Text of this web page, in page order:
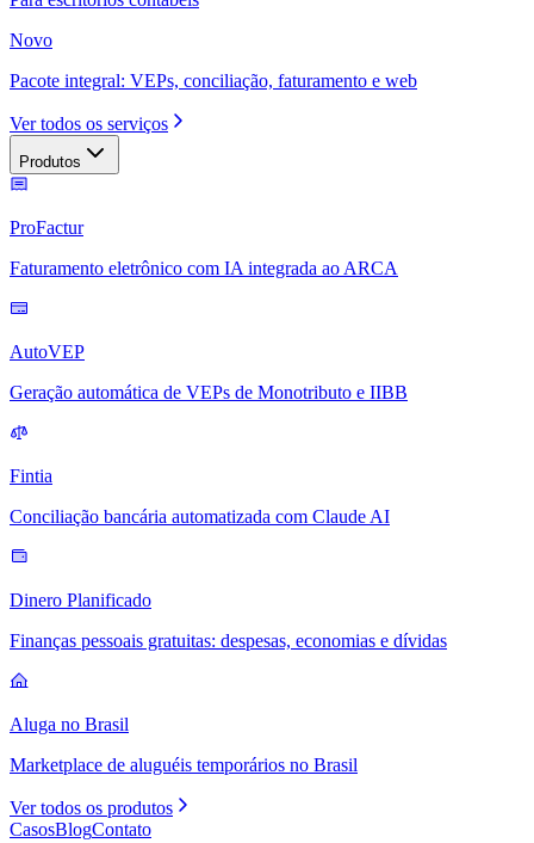
Novo
Pacote integral: VEPs, conciliação, faturamento e web
Ver todos os serviços
Produtos
ProFactur
Faturamento eletrônico com IA integrada ao ARCA
AutoVEP
Geração automática de VEPs de Monotributo e IIBB
Fintia
Conciliação bancária automatizada com Claude AI
Dinero Planificado
Finanças pessoais gratuitas: despesas, economias e dívidas
Aluga no Brasil
Marketplace de aluguéis temporários no Brasil
Ver todos os produtos
CasosBlogContato